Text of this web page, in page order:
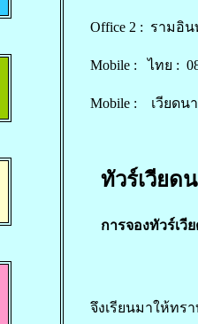
Office 2 : รามอิน
Mobile : ไทย :
Mobile : เวียดนา
ทัวร์เวียด
การจองทัวร์เวี
จึงเรียนมาให้ทร